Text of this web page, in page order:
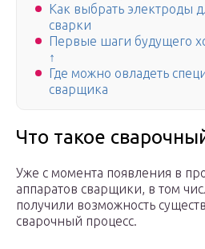
Как выбрать электроды
сварки
Первые шаги будущего
↑
Где можно овладеть
сварщика
Что такое
Уже с момента появления в
аппаратов сварщики, в том
получили возможность
сварочный процесс.